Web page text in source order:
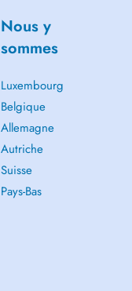
Nous y
sommes
Luxembourg
Belgique
Allemagne
Autriche
Suisse
Pays-Bas